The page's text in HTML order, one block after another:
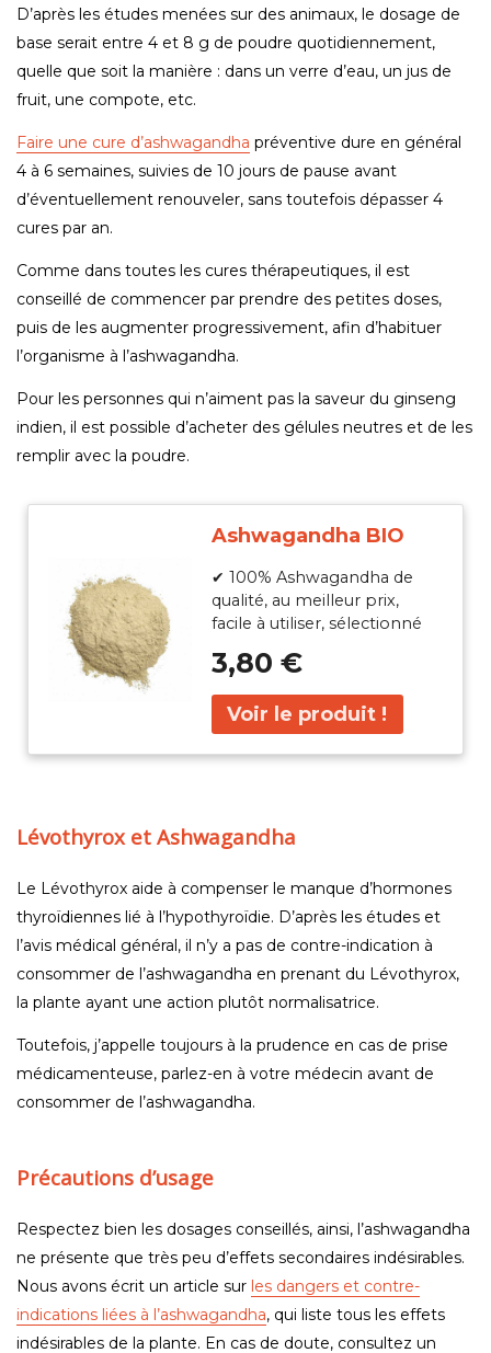
D’après les études menées sur des animaux, le dosage de
base serait entre 4 et 8 g de poudre quotidiennement,
quelle que soit la manière : dans un verre d’eau, un jus de
fruit, une compote, etc.
Faire une cure d’ashwagandha préventive dure en général
4 à 6 semaines, suivies de 10 jours de pause avant
d’éventuellement renouveler, sans toutefois dépasser 4
cures par an.
Comme dans toutes les cures thérapeutiques, il est
conseillé de commencer par prendre des petites doses,
puis de les augmenter progressivement, afin d’habituer
l’organisme à l’ashwagandha.
Pour les personnes qui n’aiment pas la saveur du ginseng
indien, il est possible d’acheter des gélules neutres et de les
remplir avec la poudre.
Ashwagandha BIO
✔ 100% Ashwagandha de
qualité, au meilleur prix,
facile à utiliser, sélectionné
3,80 €
Lévothyrox et Ashwagandha
Le Lévothyrox aide à compenser le manque d’hormones
thyroïdiennes lié à l’hypothyroïdie. D’après les études et
l’avis médical général, il n’y a pas de contre-indication à
consommer de l’ashwagandha en prenant du Lévothyrox,
la plante ayant une action plutôt normalisatrice.
Toutefois, j’appelle toujours à la prudence en cas de prise
médicamenteuse, parlez-en à votre médecin avant de
consommer de l’ashwagandha.
Précautions d’usage
Respectez bien les dosages conseillés, ainsi, l’ashwagandha
ne présente que très peu d’effets secondaires indésirables.
Nous avons écrit un article sur les dangers et contre-
indications liées à l’ashwagandha, qui liste tous les effets
indésirables de la plante. En cas de doute, consultez un